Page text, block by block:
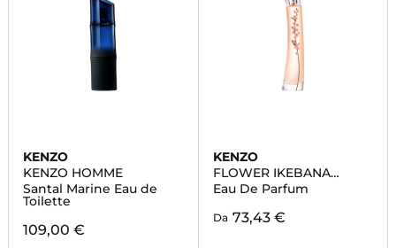
KENZO
KENZO HOMME
Santal Marine Eau de
Toilette
109,00 €
KENZO
FLOWER IKEBANA
MIMOSA BY KENZO
Eau De Parfum
Da 73,43 €